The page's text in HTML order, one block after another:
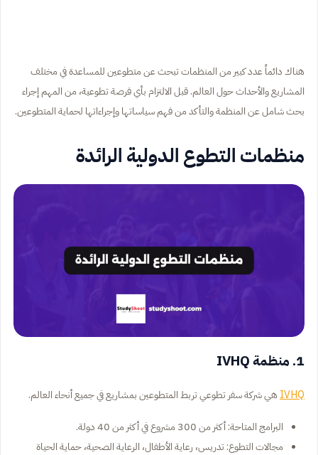
هناك دائماً عدد كبير من المنظمات تبحث عن متطوعين للمساعدة في مختلف
المشاريع والأحداث حول العالم. قبل الالتزام بأي فرصة تطوعية، من المهم إجراء
بحث شامل عن المنظمة والتأكد من فهم سياساتها وإجراءاتها لحماية المتطوعين.
منظمات التطوع الدولية الرائدة
1. منظمة IVHQ
IVHQ هي شركة سفر تطوعي تربط المتطوعين بمشاريع في جميع أنحاء العالم.
البرامج المتاحة: أكثر من 300 مشروع في أكثر من 40 دولة.
مجالات التطوع: تدريس، رعاية الأطفال، الرعاية الصحية، حماية الحياة